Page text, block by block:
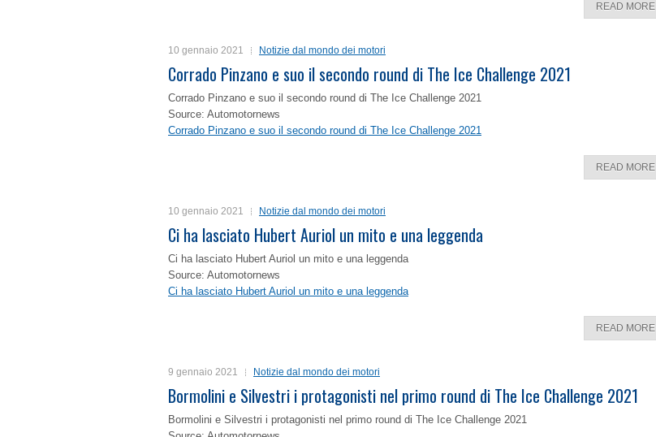
READ MORE
10 gennaio 2021 Notizie dal mondo dei motori
Corrado Pinzano e suo il secondo round di The Ice Challenge 2021
Corrado Pinzano e suo il secondo round di The Ice Challenge 2021
Source: Automotornews
Corrado Pinzano e suo il secondo round di The Ice Challenge 2021
READ MORE
10 gennaio 2021 Notizie dal mondo dei motori
Ci ha lasciato Hubert Auriol un mito e una leggenda
Ci ha lasciato Hubert Auriol un mito e una leggenda
Source: Automotornews
Ci ha lasciato Hubert Auriol un mito e una leggenda
READ MORE
9 gennaio 2021 Notizie dal mondo dei motori
Bormolini e Silvestri i protagonisti nel primo round di The Ice Challenge 2021
Bormolini e Silvestri i protagonisti nel primo round di The Ice Challenge 2021